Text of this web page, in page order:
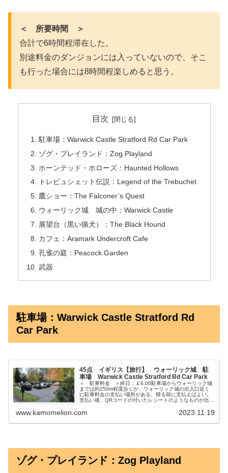
＜ 所要時間 ＞
合計で6時間程滞在した。
別途料金のダンジョンには入っていないので、そこ
も行った場合には8時間程楽しめると思う。
目次
駐車場：Warwick Castle Stratford Rd Car Park
ゾグ・プレイランド：Zog Playland
ホーンテッド・ホローズ：Haunted Hollows
トレビュシェット伝説：Legend of the Trebuchet
鷹ショー：The Falconer’s Quest
ウォーリック城 城の中：Warwick Castle
展望台（黒い猟犬）：The Black Hound
カフェ：Aramark Undercroft Cafe
孔雀の庭：Peacock Garden
武器
駐車場：Warwick Castle Stratford Rd
Car Park
45点 イギリス【旅行】 ウォーリック城 駐
車場 Warwick Castle Stratford Rd Car Park
＜ 駐車料金 ＞終日：￡6.00駐車場からウォーリック城
までは約250m程度歩くが、ウォーリック城の出入口近く
に駐車料金の支払い場所がある。帰る前に支払えばよい。
支払い後、QRコードの付いたレシートのようなものが出...
www.kamomelion.com 2023.11.19
ゾグ・プレイランド：Zog Playland